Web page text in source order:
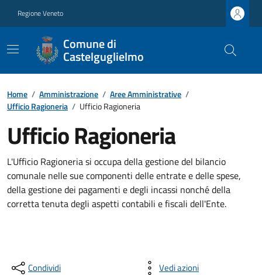
Regione Veneto
Comune di
Castelguglielmo
Home / Amministrazione / Aree Amministrative /
Ufficio Ragioneria / Ufficio Ragioneria
Ufficio Ragioneria
L'Ufficio Ragioneria si occupa della gestione del bilancio
comunale nelle sue componenti delle entrate e delle spese,
della gestione dei pagamenti e degli incassi nonché della
corretta tenuta degli aspetti contabili e fiscali dell'Ente.
Condividi Vedi azioni